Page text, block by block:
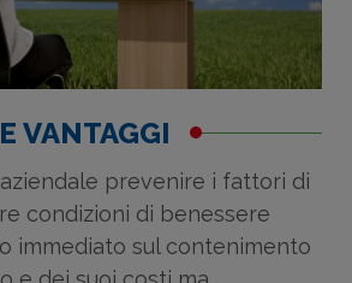
VANTAGGI
prevenire i fattori di
condizioni di benessere
immediato sul contenimento